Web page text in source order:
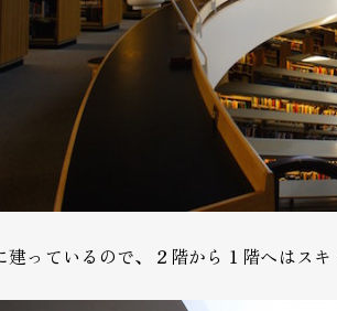
建っているので、２階から１階へはス